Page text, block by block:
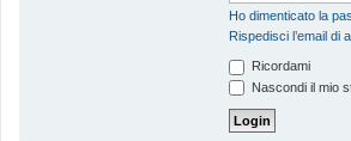
Ho dimenticato la
Rispedisci l’email di
Ricordami
Nascondi il mio